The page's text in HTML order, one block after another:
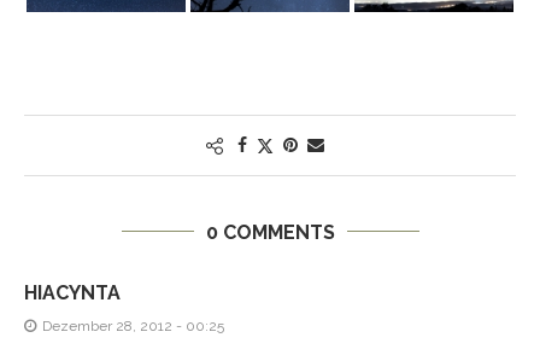
0 COMMENTS
HIACYNTA
Dezember 28, 2012 - 00:25